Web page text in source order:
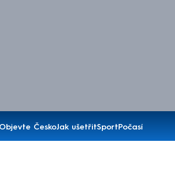
Objevte ČeskoJak ušetřitSportPočasí